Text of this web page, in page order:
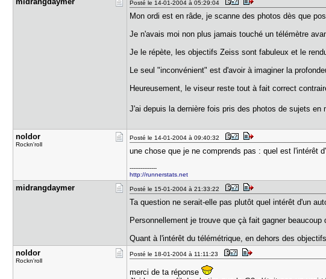
Posté le 14-01-2004 à 05:29:04
Mon ordi est en râde, je scanne des photos dès que
Je n'avais moi non plus jamais touché un télémètre
Je le répète, les objectifs Zeiss sont fabuleux et le
Le seul "inconvénient" est d'avoir à imaginer la
Heureusement, le viseur reste tout à fait correct
J'ai depuis la dernière fois pris des photos de sujets
noldor
Rockn'roll
Posté le 14-01-2004 à 09:40:32
une chose que je ne comprends pas : quel est l'intérêt
---------------
http://runnerstats.net
midrangday​mer Posté le 15-01-2004 à 21:33:22
Ta question ne serait-elle pas plutôt quel intérêt d'un
Personnellement je trouve que çà fait gagner
Quant à l'intérêt du télémétrique, en dehors des
noldor
Rockn'roll
Posté le 18-01-2004 à 11:11:23
merci de ta réponse